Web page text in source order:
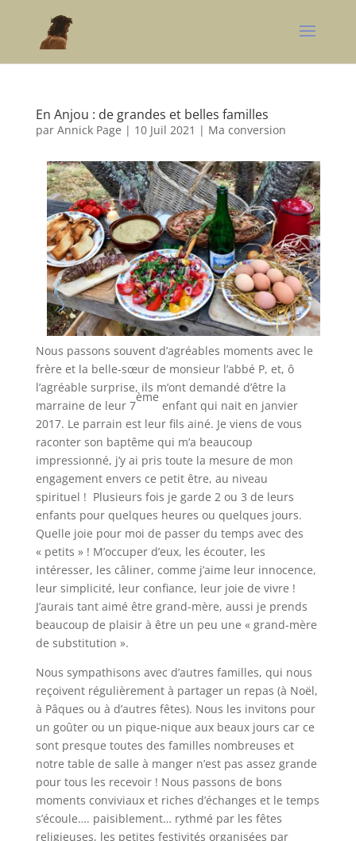
En Anjou : de grandes et belles familles
par Annick Page | 10 Juil 2021 | Ma conversion
Nous passons souvent d’agréables moments avec le
frère et la belle-sœur de monsieur l’abbé P, et, ô
l’agréable surprise, ils m’ont demandé d’être la
marraine de leur 7
ème
enfant qui nait en janvier
2017. Le parrain est leur fils ainé. Je viens de vous
raconter son baptême qui m’a beaucoup
impressionné, j’y ai pris toute la mesure de mon
engagement envers ce petit être, au niveau
spirituel ! Plusieurs fois je garde 2 ou 3 de leurs
enfants pour quelques heures ou quelques jours.
Quelle joie pour moi de passer du temps avec des
« petits » ! M’occuper d’eux, les écouter, les
intéresser, les câliner, comme j’aime leur innocence,
leur simplicité, leur confiance, leur joie de vivre !
J’aurais tant aimé être grand-mère, aussi je prends
beaucoup de plaisir à être un peu une « grand-mère
de substitution ».
Nous sympathisons avec d’autres familles, qui nous
reçoivent régulièrement à partager un repas (à Noël,
à Pâques ou à d’autres fêtes). Nous les invitons pour
un goûter ou un pique-nique aux beaux jours car ce
sont presque toutes des familles nombreuses et
notre table de salle à manger n’est pas assez grande
pour tous les recevoir ! Nous passons de bons
moments conviviaux et riches d’échanges et le temps
s’écoule…. paisiblement… rythmé par les fêtes
religieuses, les petites festivités organisées par